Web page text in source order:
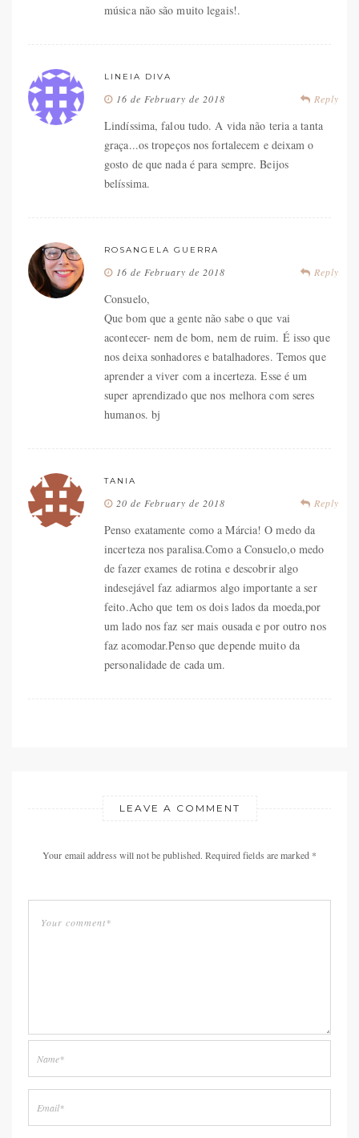
música não são muito legais!.
LINEIA DIVA
Reply
16 de February de 2018
Lindíssima, falou tudo. A vida não teria a tanta
graça...os tropeços nos fortalecem e deixam o
gosto de que nada é para sempre. Beijos
belíssima.
ROSANGELA GUERRA
Reply
16 de February de 2018
Consuelo,
Que bom que a gente não sabe o que vai
acontecer- nem de bom, nem de ruim. É isso que
nos deixa sonhadores e batalhadores. Temos que
aprender a viver com a incerteza. Esse é um
super aprendizado que nos melhora com seres
humanos. bj
TANIA
Reply
20 de February de 2018
Penso exatamente como a Márcia! O medo da
incerteza nos paralisa.Como a Consuelo,o medo
de fazer exames de rotina e descobrir algo
indesejável faz adiarmos algo importante a ser
feito.Acho que tem os dois lados da moeda,por
um lado nos faz ser mais ousada e por outro nos
faz acomodar.Penso que depende muito da
personalidade de cada um.
LEAVE A COMMENT
Your email address will not be published. Required fields are marked *